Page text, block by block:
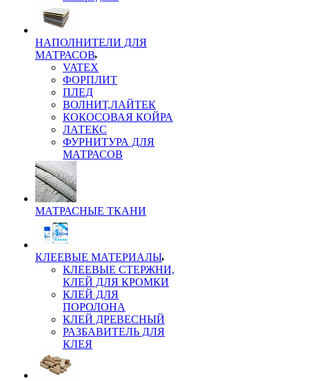
НАПОЛНИТЕЛИ ДЛЯ
МАТРАСОВ
VATEX
ФОРПЛИТ
ПЛЕД
ВОЛНИТ,ЛАЙТЕК
КОКОСОВАЯ КОЙРА
ЛАТЕКС
ФУРНИТУРА ДЛЯ
МАТРАСОВ
МАТРАСНЫЕ ТКАНИ
КЛЕЕВЫЕ МАТЕРИАЛЫ
КЛЕЕВЫЕ СТЕРЖНИ,
КЛЕЙ ДЛЯ КРОМКИ
КЛЕЙ ДЛЯ
ПОРОЛОНА
КЛЕЙ ДРЕВЕСНЫЙ
РАЗБАВИТЕЛЬ ДЛЯ
КЛЕЯ